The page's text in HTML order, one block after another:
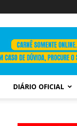
DIÁRIO OFICIAL